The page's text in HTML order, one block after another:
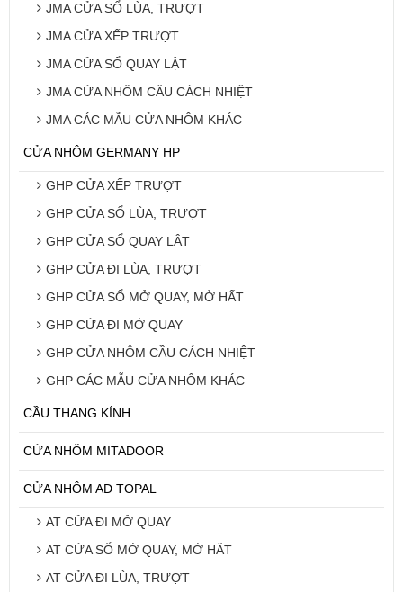
JMA CỬA SỔ LÙA, TRƯỢT
JMA CỬA XẾP TRƯỢT
JMA CỬA SỔ QUAY LẬT
JMA CỬA NHÔM CẦU CÁCH NHIỆT
JMA CÁC MẪU CỬA NHÔM KHÁC
CỬA NHÔM GERMANY HP
GHP CỬA XẾP TRƯỢT
GHP CỬA SỔ LÙA, TRƯỢT
GHP CỬA SỔ QUAY LẬT
GHP CỬA ĐI LÙA, TRƯỢT
GHP CỬA SỔ MỞ QUAY, MỞ HẤT
GHP CỬA ĐI MỞ QUAY
GHP CỬA NHÔM CẦU CÁCH NHIỆT
GHP CÁC MẪU CỬA NHÔM KHÁC
CẦU THANG KÍNH
CỬA NHÔM MITADOOR
CỬA NHÔM AD TOPAL
AT CỬA ĐI MỞ QUAY
AT CỬA SỔ MỞ QUAY, MỞ HẤT
AT CỬA ĐI LÙA, TRƯỢT